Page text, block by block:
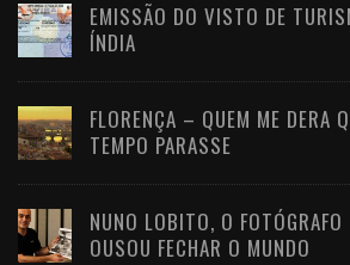
EMISSÃO DO VISTO DE
ÍNDIA
FLORENÇA – QUEM ME DERA
TEMPO PARASSE
NUNO LOBITO, O FOTÓGRAFO
OUSOU FECHAR O MUNDO